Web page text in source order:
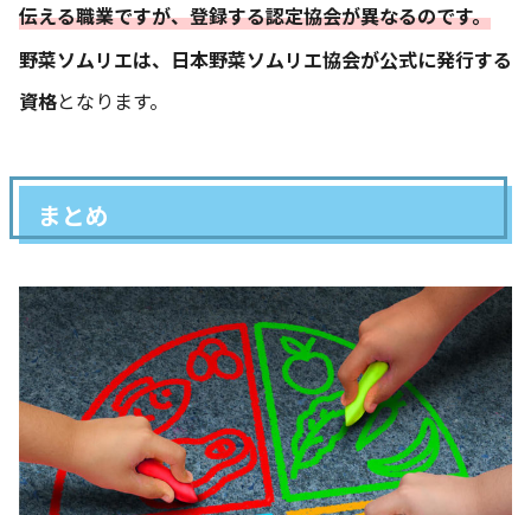
伝える職業ですが、登録する認定協会が異なるのです。
野菜ソムリエは、日本野菜ソムリエ協会が公式に発行する
資格となります。
まとめ